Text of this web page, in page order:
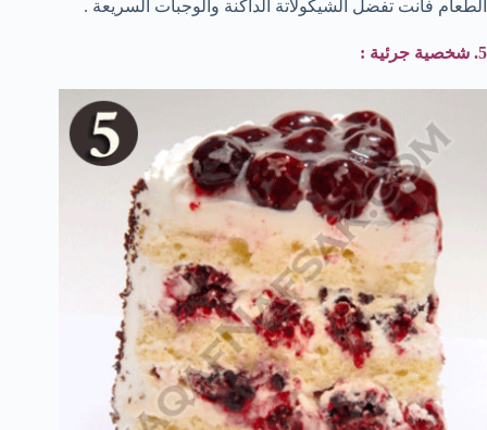
الطعام فأنت تفضل الشيكولاتة الداكنة والوجبات السريعة .
5. شخصية جرئية :